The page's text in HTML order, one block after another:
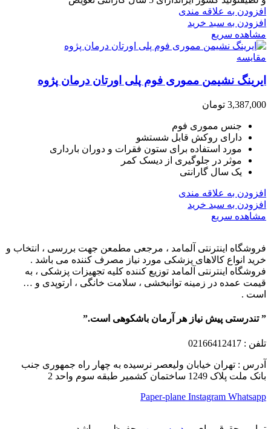
افزودن به علاقه مندی
افزودن به سبد خرید
مشاهده سریع
مقایسه
ایرینگ نشیمن مموری فوم پلی اورتان درمان پژوه
3,387,000 تومان
جنس مموری فوم
دارای روکش قابل شستشو
مورد استفاده برای ستون فقرات و دوران بارداری
موثر در جلوگیری از دیسک کمر
یک سال گارانتی
افزودن به علاقه مندی
افزودن به سبد خرید
مشاهده سریع
فروشگاه اینترنتی آلمامد ، مرجعی مطمعن جهت بررسی ، انتخاب و
خرید انواع کالاهای پزشکی مورد نیاز مصرف کننده می باشد .
فروشگاه اینترنتی آلمامد توزیع کننده کلیه تجهیزات پزشکی ، به
قیمت عمده در زمینه توانبخشی ، سلامت خانگی ، ارتوپدی و …
است .
” تندرستی پیش نیاز هر آرمان باشکوهی است.”
تلفن : 02166412417
آدرس : تهران خیابان ولیعصر نرسیده به چهار راه جمهوری جنب
بانک ملت پلاک 1249 ساختمان کشمیر طبقه سوم واحد 2
Paper-plane Instagram Whatsapp